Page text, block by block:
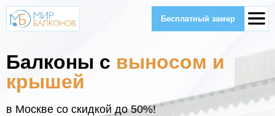
Бесплатный замер
Балконы с выносом и
крышей
в Москве со скидкой до 50%!